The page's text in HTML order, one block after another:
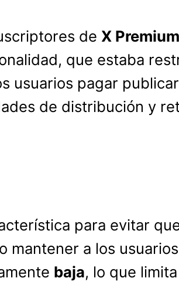
de X Premium
que estaba
usuarios pagar
de distribución y
para evitar
a los
baja, lo que